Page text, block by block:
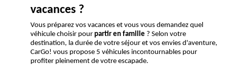
vacances ?
Vous préparez vos vacances et vous vous demandez quel
véhicule choisir pour partir en famille ? Selon votre
destination, la durée de votre séjour et vos envies d'aventure,
CarGo! vous propose 5 véhicules incontournables pour
profiter pleinement de votre escapade.